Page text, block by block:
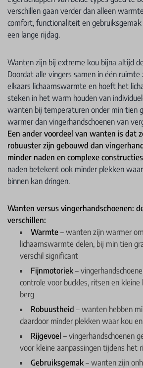
verschillen gaan verder dan alleen
comfort, functionaliteit en gebruiksgemak
een lange rijdag.
Wanten zijn bij extreme kou bijna altijd
Doordat alle vingers samen in één ruimte
elkaars lichaamswarmte en hoeft het
steken in het warm houden van
wanten bij temperaturen onder min tien
warmer dan vingerhandschoenen van
Een ander voordeel van wanten is dat
robuuster zijn gebouwd dan
minder naden en complexe
naden betekent ook minder plekken
binnen kan dringen.
Wanten versus vingerhandschoenen:
verschillen:
Warmte – wanten zijn warmer
lichaamswarmte delen, bij min tien
verschil significant
Fijnmotoriek –
controle voor buckles, ritsen en kleine
berg
Robuustheid – wanten hebben
daardoor minder plekken waar kou
Rijgevoel – vingerhandschoenen
voor kleine aanpassingen tijdens het
Gebruiksgemak – wanten zijn